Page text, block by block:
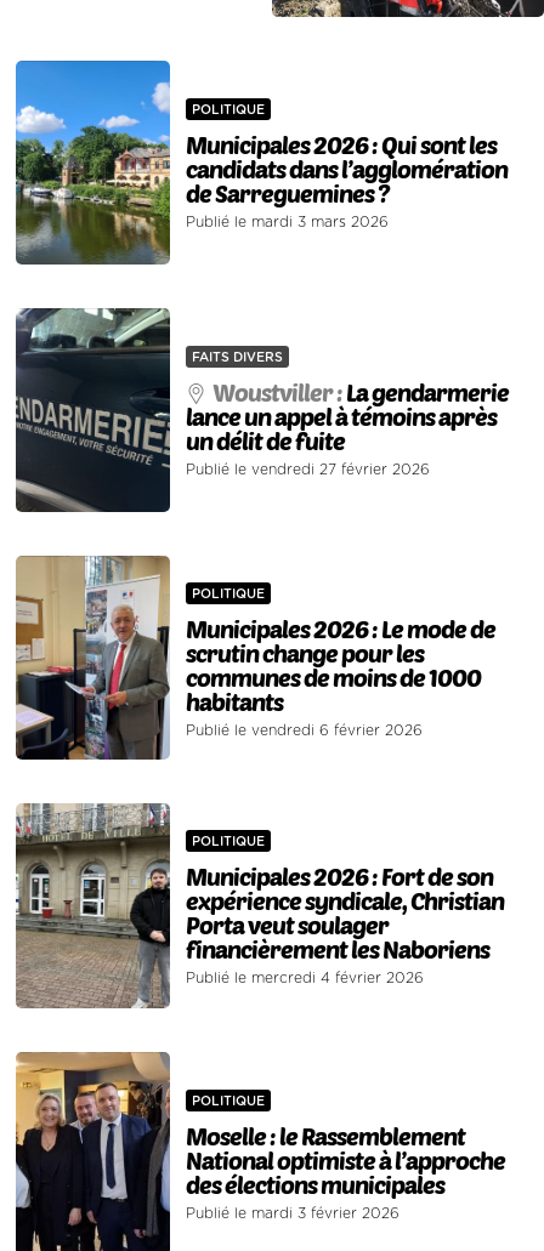
POLITIQUE
Municipales 2026 : Qui sont les
candidats dans l’agglomération
de Sarreguemines ?
Publié le mardi 3 mars 2026
FAITS DIVERS
Woustviller :La gendarmerie
lance un appel à témoins après
un délit de fuite
Publié le vendredi 27 février 2026
POLITIQUE
Municipales 2026 : Le mode de
scrutin change pour les
communes de moins de 1000
habitants
Publié le vendredi 6 février 2026
POLITIQUE
Municipales 2026 : Fort de son
expérience syndicale, Christian
Porta veut soulager
financièrement les Naboriens
Publié le mercredi 4 février 2026
POLITIQUE
Moselle : le Rassemblement
National optimiste à l’approche
des élections municipales
Publié le mardi 3 février 2026